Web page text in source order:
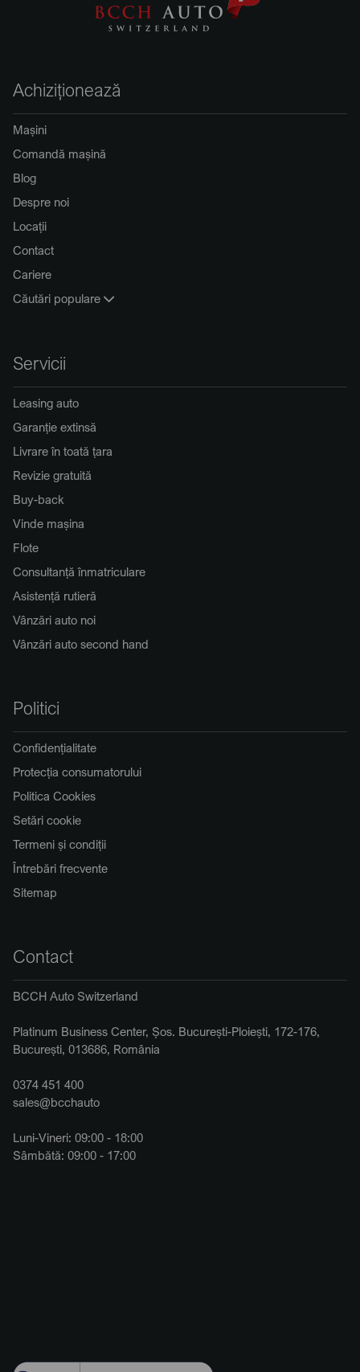
Achiziționează
Mașini
Comandă mașină
Blog
Despre noi
Locații
Contact
Cariere
Căutări populare
Servicii
Leasing auto
Garanție extinsă
Livrare în toată țara
Revizie gratuită
Buy-back
Vinde mașina
Flote
Consultanță înmatriculare
Asistență rutieră
Vânzări auto noi
Vânzări auto second hand
Politici
Confidențialitate
Protecția consumatorului
Politica Cookies
Setări cookie
Termeni și condiții
Întrebări frecvente
Sitemap
Contact
BCCH Auto Switzerland
Platinum Business Center, Șos. București-Ploiești, 172-176,
București, 013686, România
0374 451 400
sales@bcchauto
Luni-Vineri: 09:00 - 18:00
Sâmbătă: 09:00 - 17:00